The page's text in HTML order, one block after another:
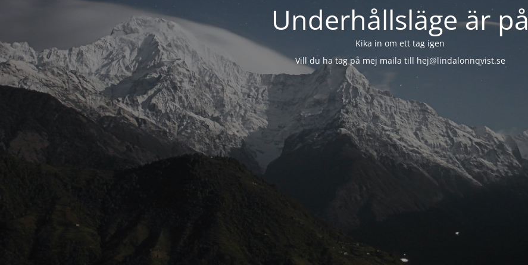
Underhållsläge är på
Kika in om ett tag igen
Vill du ha tag på mej maila till hej@lindalonnqvist.se